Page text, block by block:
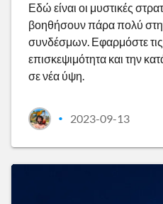
Εδώ είναι οι μυστικές
βοηθήσουν πάρα πολύ
συνδέσμων. Εφαρμόστε τις
επισκεψιμότητα και την
σε νέα ύψη.
• 2023-09-13